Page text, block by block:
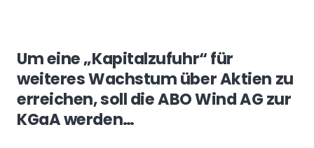
Um eine „Kapitalzufuhr“ für
weiteres Wachstum über Aktien zu
erreichen, soll die ABO Wind AG zur
KGaA werden…